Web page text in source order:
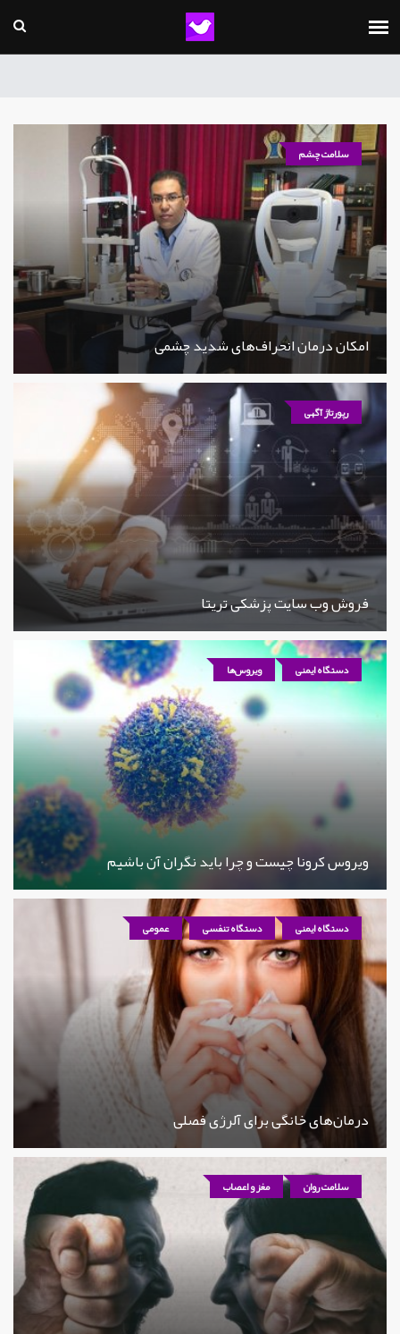
سلامت چشم
امکان درمان انحراف‌های شدید چشمی
رپورتاژ آگهی
فروش وب سایت پزشکی تریتا
دستگاه ایمنی ویروس‌ها
ویروس کرونا چیست و چرا باید نگران آن باشیم
دستگاه ایمنی دستگاه تنفسی عمومی
درمان‌های خانگی برای آلرژی فصلی
سلامت روان مغز و اعصاب